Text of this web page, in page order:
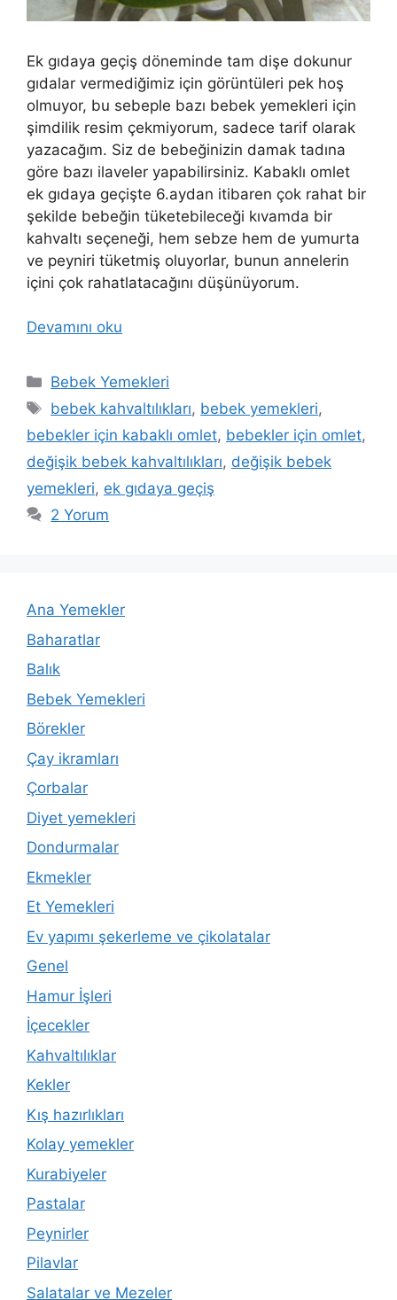
Ek gıdaya geçiş döneminde tam dişe dokunur
gıdalar vermediğimiz için görüntüleri pek hoş
olmuyor, bu sebeple bazı bebek yemekleri için
şimdilik resim çekmiyorum, sadece tarif olarak
yazacağım. Siz de bebeğinizin damak tadına
göre bazı ilaveler yapabilirsiniz. Kabaklı omlet
ek gıdaya geçişte 6.aydan itibaren çok rahat bir
şekilde bebeğin tüketebileceği kıvamda bir
kahvaltı seçeneği, hem sebze hem de yumurta
ve peyniri tüketmiş oluyorlar, bunun annelerin
içini çok rahatlatacağını düşünüyorum.
Devamını oku
Kategoriler
Bebek Yemekleri
Etiketler
bebek kahvaltılıkları, bebek yemekleri,
bebekler için kabaklı omlet, bebekler için omlet,
değişik bebek kahvaltılıkları, değişik bebek
yemekleri, ek gıdaya geçiş
2 Yorum
Ana Yemekler
Baharatlar
Balık
Bebek Yemekleri
Börekler
Çay ikramları
Çorbalar
Diyet yemekleri
Dondurmalar
Ekmekler
Et Yemekleri
Ev yapımı şekerleme ve çikolatalar
Genel
Hamur İşleri
İçecekler
Kahvaltılıklar
Kekler
Kış hazırlıkları
Kolay yemekler
Kurabiyeler
Pastalar
Peynirler
Pilavlar
Salatalar ve Mezeler